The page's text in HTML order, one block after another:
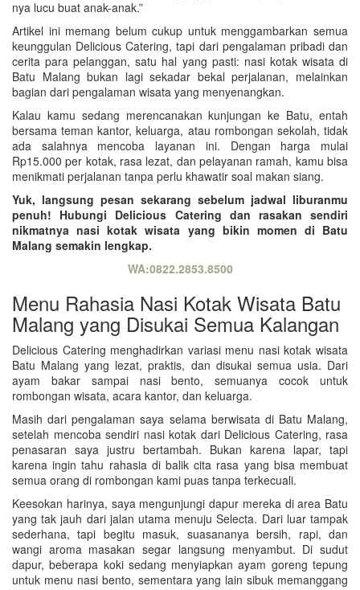
nya lucu buat anak-anak.”
Artikel ini memang belum cukup untuk menggambarkan semua
keunggulan Delicious Catering, tapi dari pengalaman pribadi dan
cerita para pelanggan, satu hal yang pasti: nasi kotak wisata di
Batu Malang bukan lagi sekadar bekal perjalanan, melainkan
bagian dari pengalaman wisata yang menyenangkan.
Kalau kamu sedang merencanakan kunjungan ke Batu, entah
bersama teman kantor, keluarga, atau rombongan sekolah, tidak
ada salahnya mencoba layanan ini. Dengan harga mulai
Rp15.000 per kotak, rasa lezat, dan pelayanan ramah, kamu bisa
menikmati perjalanan tanpa perlu khawatir soal makan siang.
Yuk, langsung pesan sekarang sebelum jadwal liburanmu
penuh! Hubungi Delicious Catering dan rasakan sendiri
nikmatnya nasi kotak wisata yang bikin momen di Batu
Malang semakin lengkap.
WA:0822.2853.8500
Menu Rahasia Nasi Kotak Wisata Batu
Malang yang Disukai Semua Kalangan
Delicious Catering menghadirkan variasi menu nasi kotak wisata
Batu Malang yang lezat, praktis, dan disukai semua usia. Dari
ayam bakar sampai nasi bento, semuanya cocok untuk
rombongan wisata, acara kantor, dan keluarga.
Masih dari pengalaman saya selama berwisata di Batu Malang,
setelah mencoba sendiri nasi kotak dari Delicious Catering, rasa
penasaran saya justru bertambah. Bukan karena lapar, tapi
karena ingin tahu rahasia di balik cita rasa yang bisa membuat
semua orang di rombongan kami puas tanpa terkecuali.
Keesokan harinya, saya mengunjungi dapur mereka di area Batu
yang tak jauh dari jalan utama menuju Selecta. Dari luar tampak
sederhana, tapi begitu masuk, suasananya bersih, rapi, dan
wangi aroma masakan segar langsung menyambut. Di sudut
dapur, beberapa koki sedang menyiapkan ayam goreng tepung
untuk menu nasi bento, sementara yang lain sibuk memanggang